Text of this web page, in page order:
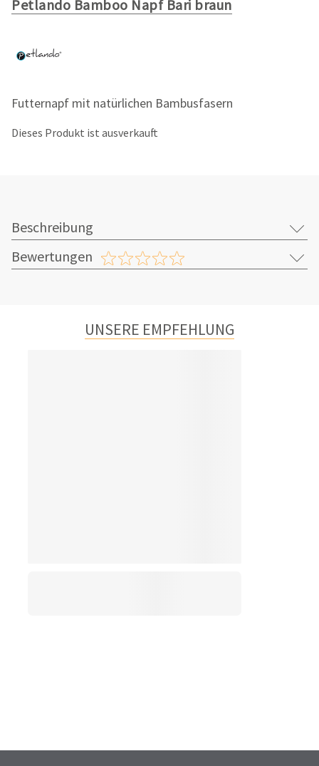
Petlando Bamboo Napf Bari braun
Futternapf mit natürlichen Bambusfasern
Dieses Produkt ist ausverkauft
Beschreibung
Bewertungen
UNSERE EMPFEHLUNG